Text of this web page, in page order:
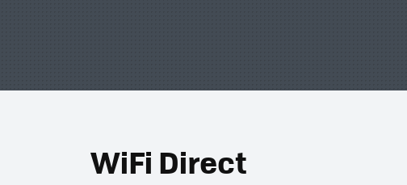
WiFi Direct